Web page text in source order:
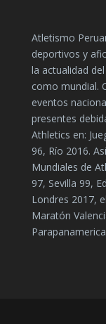
Atletismo
deportivos y
la actualidad
como mundial.
eventos
presentes
Athletics en:
96, Río 2016.
Mundiales de
97, Sevilla 99,
Londres 2017,
Maratón